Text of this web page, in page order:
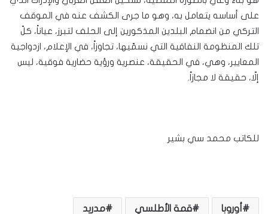
على أساسه يتعامل به، وهو ما جرى الكشف عنه في الموقف
التركي من انضمام البلدين المذكورين إلى الحلف لتبرز، عياناً، كلّ
تلك المنظومة النفاقية التي نسمّيها، تجاوزاً، في الإعلام، ازدواجية
المعايير، وهي، في الحقيقة، عنصرية ورؤية حضارية فوقية، ليس
إلّا، حقيقة لا مجازاً.
للكاتب محمد سي بشير
أوروبا قمة الأطلسي مدريد